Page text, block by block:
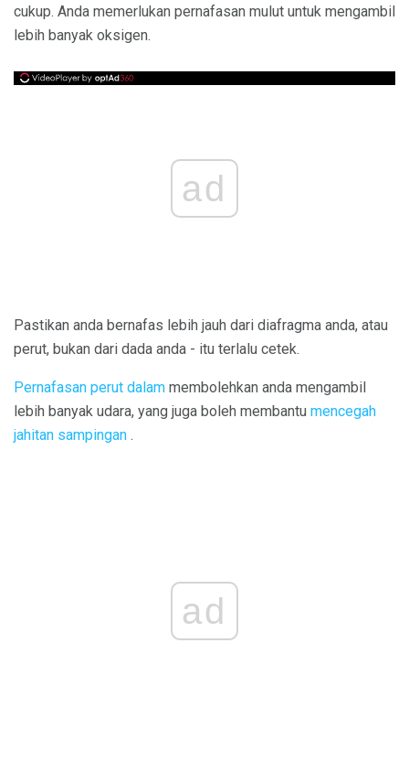
cukup. Anda memerlukan pernafasan mulut untuk mengambil
lebih banyak oksigen.
ad
Pastikan anda bernafas lebih jauh dari diafragma anda, atau
perut, bukan dari dada anda - itu terlalu cetek.
Pernafasan perut dalam membolehkan anda mengambil
lebih banyak udara, yang juga boleh membantu mencegah
jahitan sampingan .
ad